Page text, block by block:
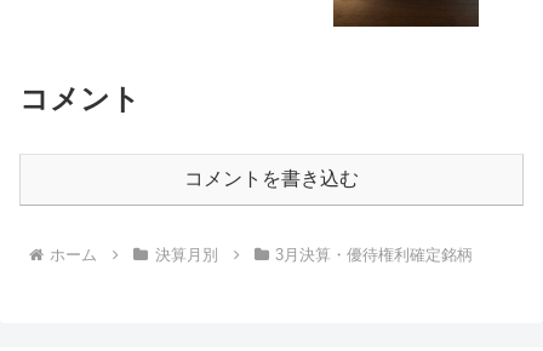
コメント
コメントを書き込む
ホーム 決算月別 3月決算・優待権利確定銘柄